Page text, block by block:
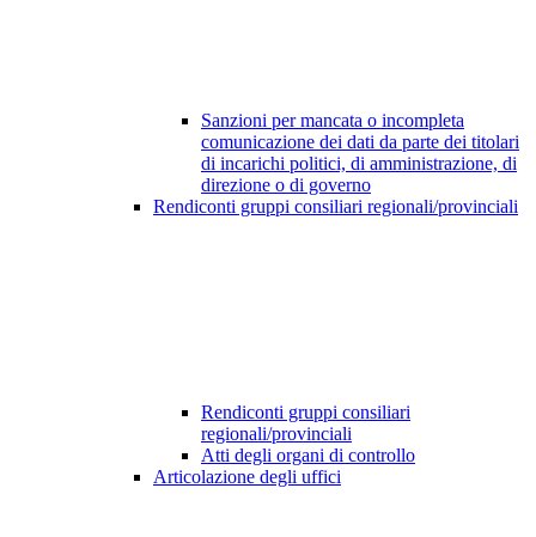
Sanzioni per mancata o incompleta
comunicazione dei dati da parte dei titolari
di incarichi politici, di amministrazione, di
direzione o di governo
Rendiconti gruppi consiliari regionali/provinciali
Rendiconti gruppi consiliari
regionali/provinciali
Atti degli organi di controllo
Articolazione degli uffici